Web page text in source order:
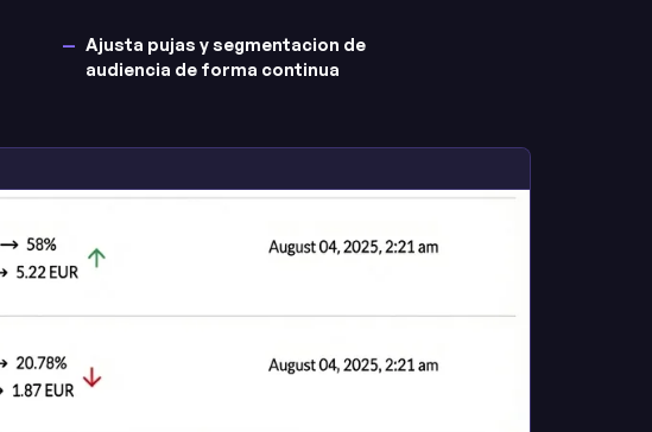
Ajusta pujas y segmentacion de
audiencia de forma continua